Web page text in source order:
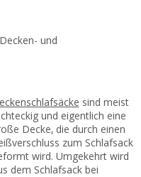
und
sind meist
und eigentlich eine
Decke, die durch einen
zum Schlafsack
wird. Umgekehrt wird
dem Schlafsack bei